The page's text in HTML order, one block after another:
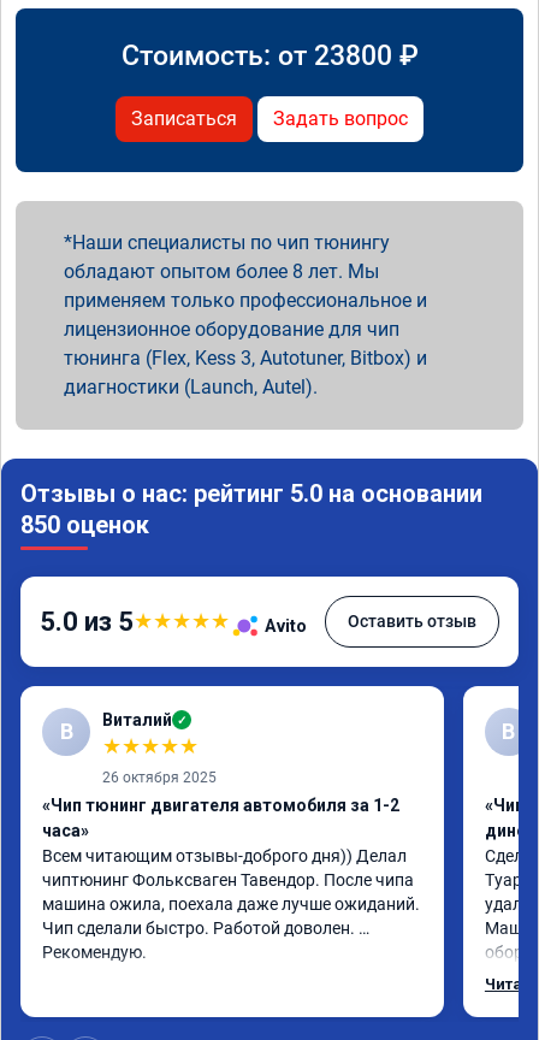
Стоимость: от 23800 ₽
Записаться Задать вопрос
Наши специалисты по чип тюнингу
обладают опытом более 8 лет. Мы
применяем только профессиональное и
лицензионное оборудование для чип
тюнинга (Flex, Kess 3, Autotuner, Bitbox) и
диагностики (Launch, Autel).
Отзывы о нас: рейтинг 5.0 на основании
850 оценок
5.0 из 5★★★★★ Avito Оставить отзыв
В Виталий ✓
★★★★★
26 октября 2025
«Чип тюнинг двигателя автомобиля за 1-2
часа»
Всем читающим отзывы-доброго дня)) Делал
чиптюнинг Фольксваген Тавендор. После чипа
машина ожила, поехала даже лучше ожиданий.
Чип сделали быстро. Работой доволен.
Рекомендую.
В
«Чип